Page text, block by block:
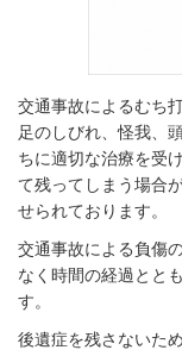
交通事故によるむち
足のしびれ、怪我、
ちに適切な治療を受
て残ってしまう場合
せられております。
交通事故による負傷
なく時間の経過とと
す。
後遺症を残さないた